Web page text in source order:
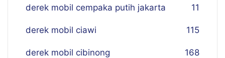
derek mobil cempaka putih jakarta 11
derek mobil ciawi 115
derek mobil cibinong 168